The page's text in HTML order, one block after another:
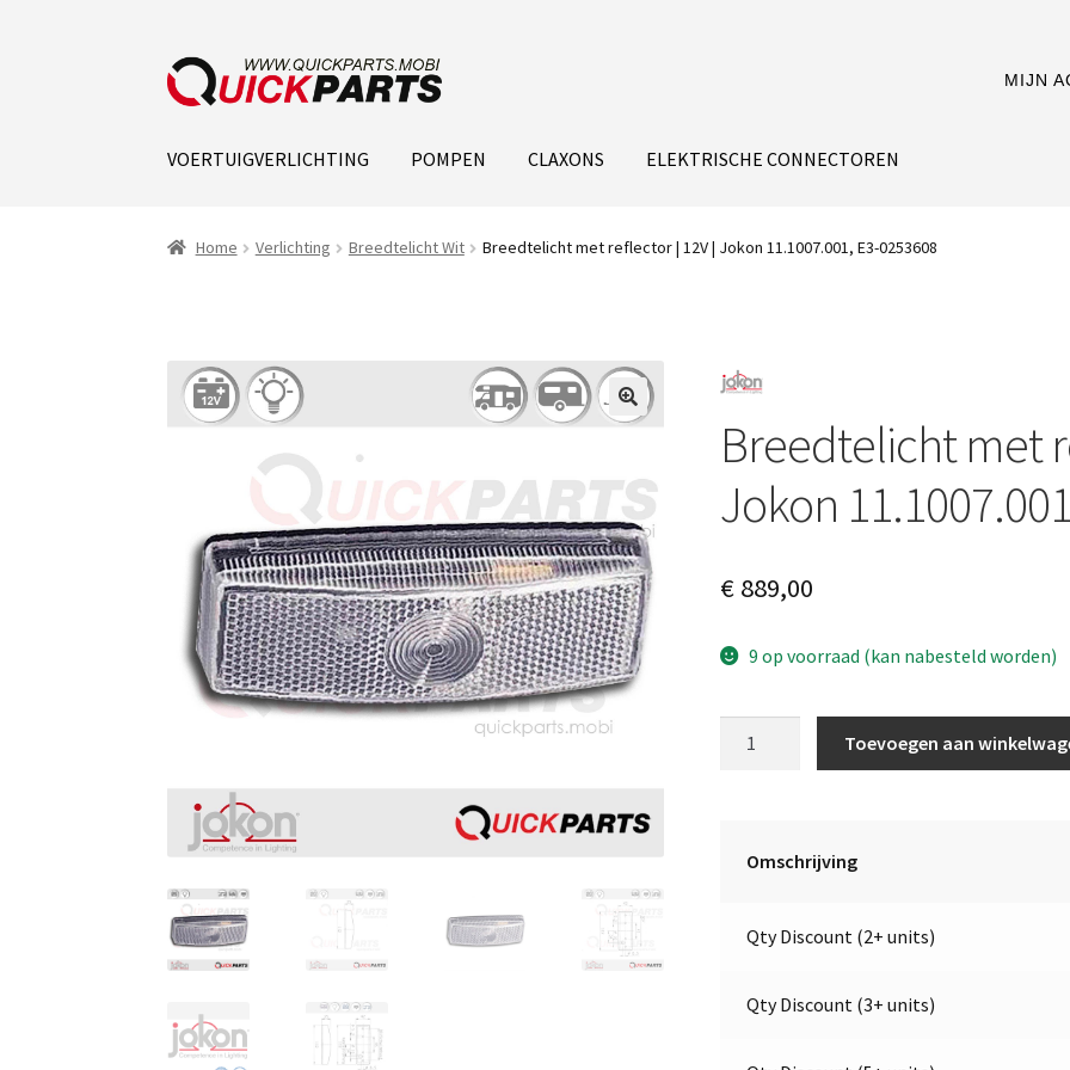
MIJN
VOERTUIGVERLICHTING POMPEN CLAXONS ELEKTRISCHE CONNECTOREN
Home Verlichting Breedtelicht Wit Breedtelicht met reflector | 12V | Jokon 11.1007.001, E3-0253608
Breedtelicht met
Jokon
€889,00
9 op voorraad (kan nabesteld worden)
11.1007.001,
0253608
Toevoegen aan
Omschrijving
Qty Discount (2+ units)
Qty Discount (3+ units)